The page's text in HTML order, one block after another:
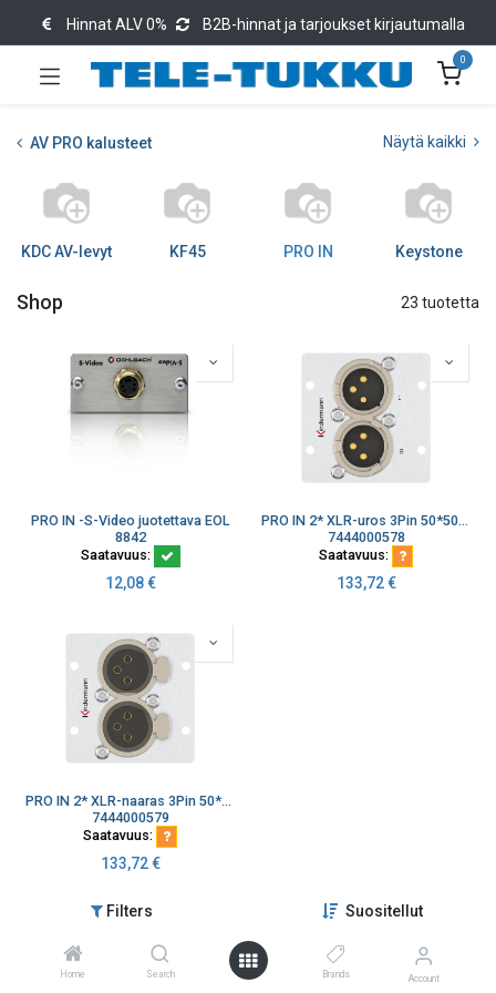
Filters Suositellut
Home Search Brands Account
Hinnat ALV 0% B2B-hinnat ja tarjoukset kirjautumalla
0
AV PRO kalusteet Näytä kaikki
KDC AV-levyt KF45 PRO IN Keystone
Shop 23 tuotetta
PRO IN -S-Video juotettava EOL
8842
Saatavuus:
12,08€
PRO IN 2* XLR-uros 3Pin 50*50 mm
7444000578
Saatavuus:
133,72€
PRO IN 2* XLR-naaras 3Pin 50*50 mm
7444000579
Saatavuus:
133,72€
Kaikki tuotteet ladattu